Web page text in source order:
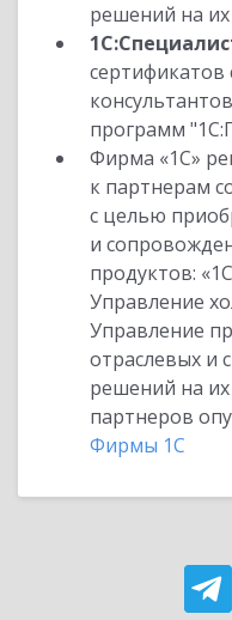
решений на их
сертификатов
программ
Фирма «1С»
к партнерам
с целью
и
продуктов:
Управление
Управление
отраслевых и
решений на
партнеров
Фирмы 1С